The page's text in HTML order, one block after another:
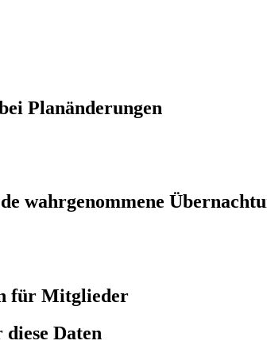
Planänderungen
wahrgenommene
für Mitglieder
Daten